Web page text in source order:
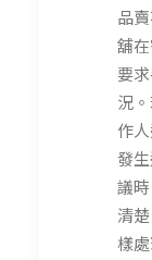
品
舖
要
況
作
發
議
清
樣